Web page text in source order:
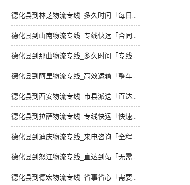
德化县到林芝物流专线_多久时间「每日发车」
德化县到山南物流专线_专线快运「合同承运」
德化县到那曲物流专线_多久时间「专线直达」
德化县到阿里物流专线_高效运输「整车配货」
德化县到西安物流专线_市县派送「直达不中转」
德化县到拉萨物流专线_专线快运「快速直达」
德化县到迪庆物流专线_来电咨询「全程直达」
德化县到怒江物流专线_直达到站「无需中转」
德化县到德宏物流专线_省事省心「需要几天」